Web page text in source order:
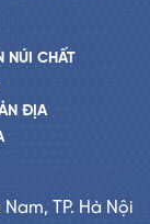
NÚI CHẤT
ĐỊA
TP. Hà Nội